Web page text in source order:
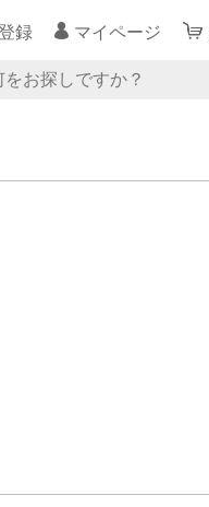
録 マイページ